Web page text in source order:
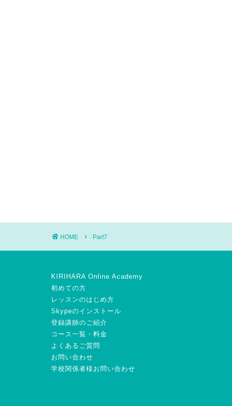
HOME Part7
KIRIHARA Online Academy
初めての方
レッスンのはじめ方
Skypeのインストール
登録講師のご紹介
コース一覧・料金
よくあるご質問
お問い合わせ
学校関係者様お問い合わせ